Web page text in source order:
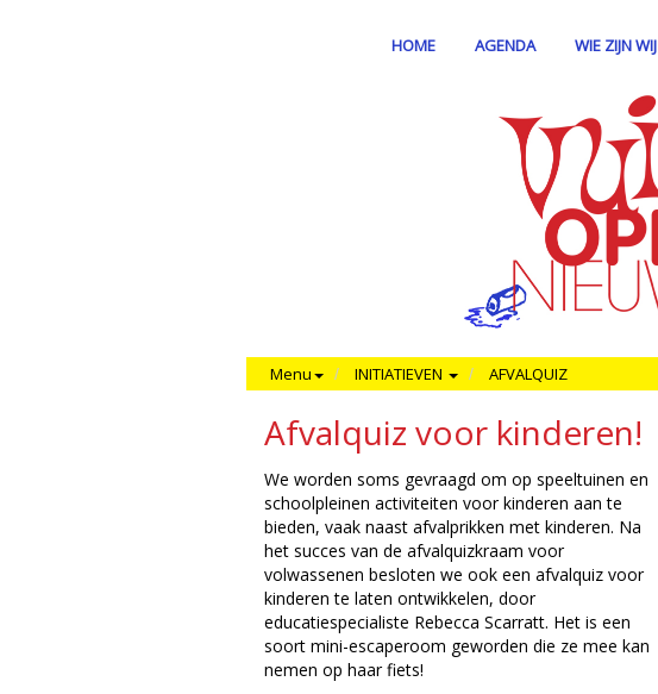
HOME AGENDA WIE ZIJN WIJ
Menu INITIATIEVEN AFVALQUIZ
Afvalquiz voor kinderen!
We worden soms gevraagd om op speeltuinen en
schoolpleinen activiteiten voor kinderen aan te
bieden, vaak naast afvalprikken met kinderen. Na
het succes van de afvalquizkraam voor
volwassenen besloten we ook een afvalquiz voor
kinderen te laten ontwikkelen, door
educatiespecialiste Rebecca Scarratt. Het is een
soort mini-escaperoom geworden die ze mee kan
nemen op haar fiets!